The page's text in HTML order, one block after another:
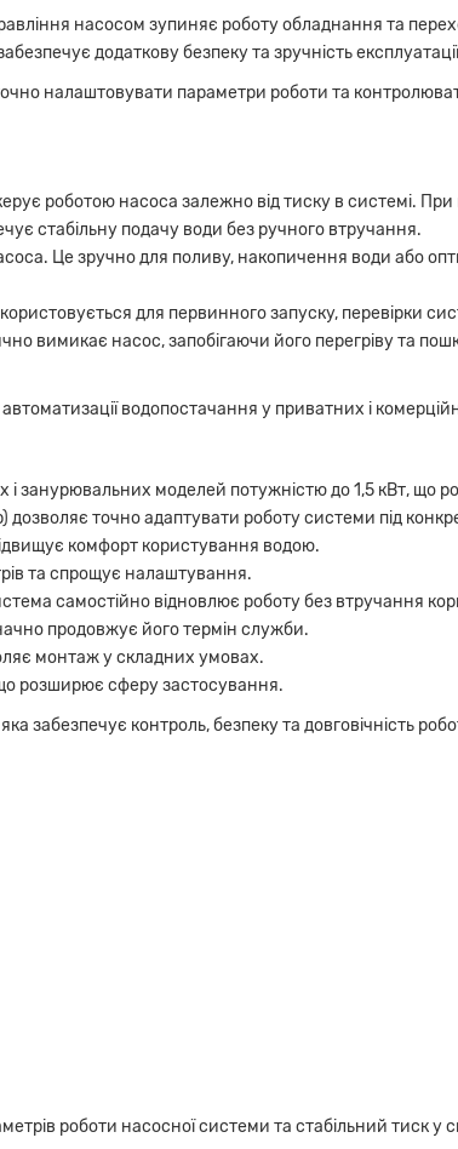
насосом зупиняє роботу обладнання та
додаткову безпеку та зручність
налаштовувати параметри роботи та
роботою насоса залежно від тиску в системі. При
стабільну подачу води без ручного втручання.
Це зручно для поливу, накопичення води або
для первинного запуску, перевірки
вимикає насос, запобігаючи його перегріву та
водопостачання у приватних і
і занурювальних моделей потужністю до 1,5 кВт, що
дозволяє точно адаптувати роботу системи під
комфорт користування водою.
та спрощує налаштування.
самостійно відновлює роботу без втручання
продовжує його термін служби.
монтаж у складних умовах.
розширює сферу застосування.
забезпечує контроль, безпеку та довговічність
роботи насосної системи та стабільний тиск у